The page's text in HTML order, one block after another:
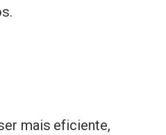
mais eficiente,